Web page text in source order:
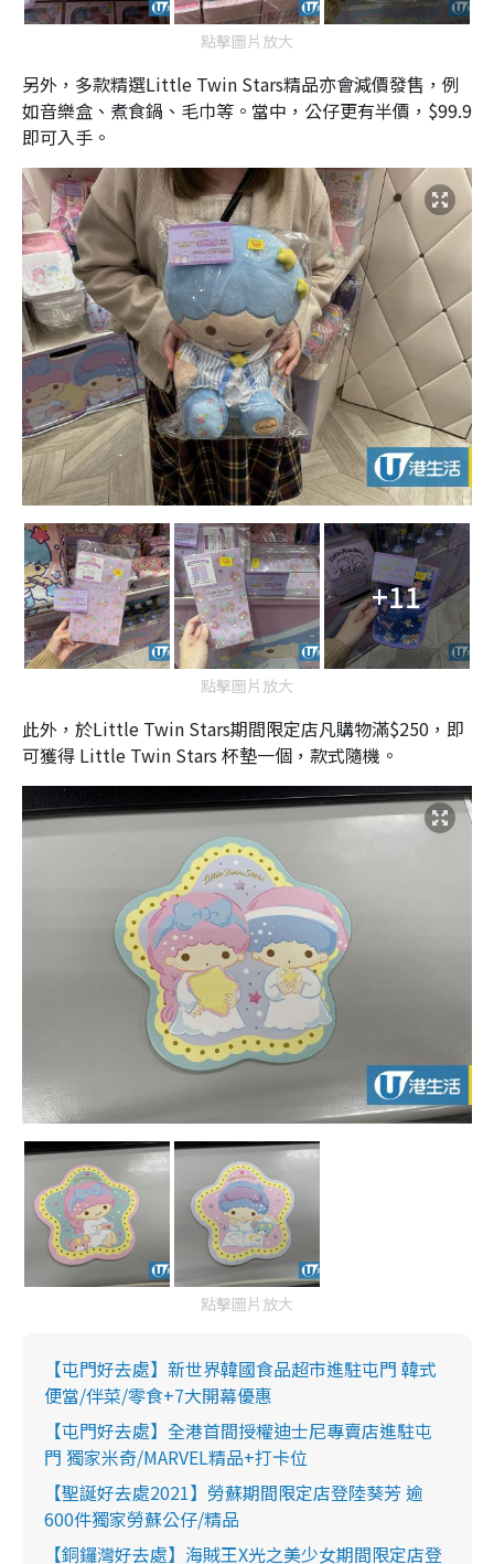
點擊圖片放大
另外，多款精選Little Twin Stars精品亦會減價發售，例
如音樂盒、煮食鍋、毛巾等。當中，公仔更有半價，$99.9
即可入手。
+11
點擊圖片放大
此外，於Little Twin Stars期間限定店凡購物滿$250，即
可獲得 Little Twin Stars 杯墊一個，款式隨機。
點擊圖片放大
【屯門好去處】新世界韓國食品超市進駐屯門 韓式
便當/伴菜/零食+7大開幕優惠
【屯門好去處】全港首間授權迪士尼專賣店進駐屯
門 獨家米奇/MARVEL精品+打卡位
【聖誕好去處2021】勞蘇期間限定店登陸葵芳 逾
600件獨家勞蘇公仔/精品
【銅鑼灣好去處】海賊王X光之美少女期間限定店登